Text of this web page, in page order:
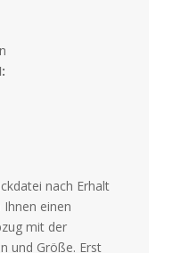
nach Erhalt
Ihnen einen
mit der
und Größe. Erst